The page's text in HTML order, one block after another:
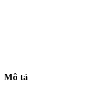
Mô tả